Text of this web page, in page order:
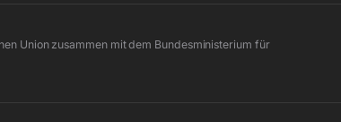
Union zusammen mit dem Bundesministerium für